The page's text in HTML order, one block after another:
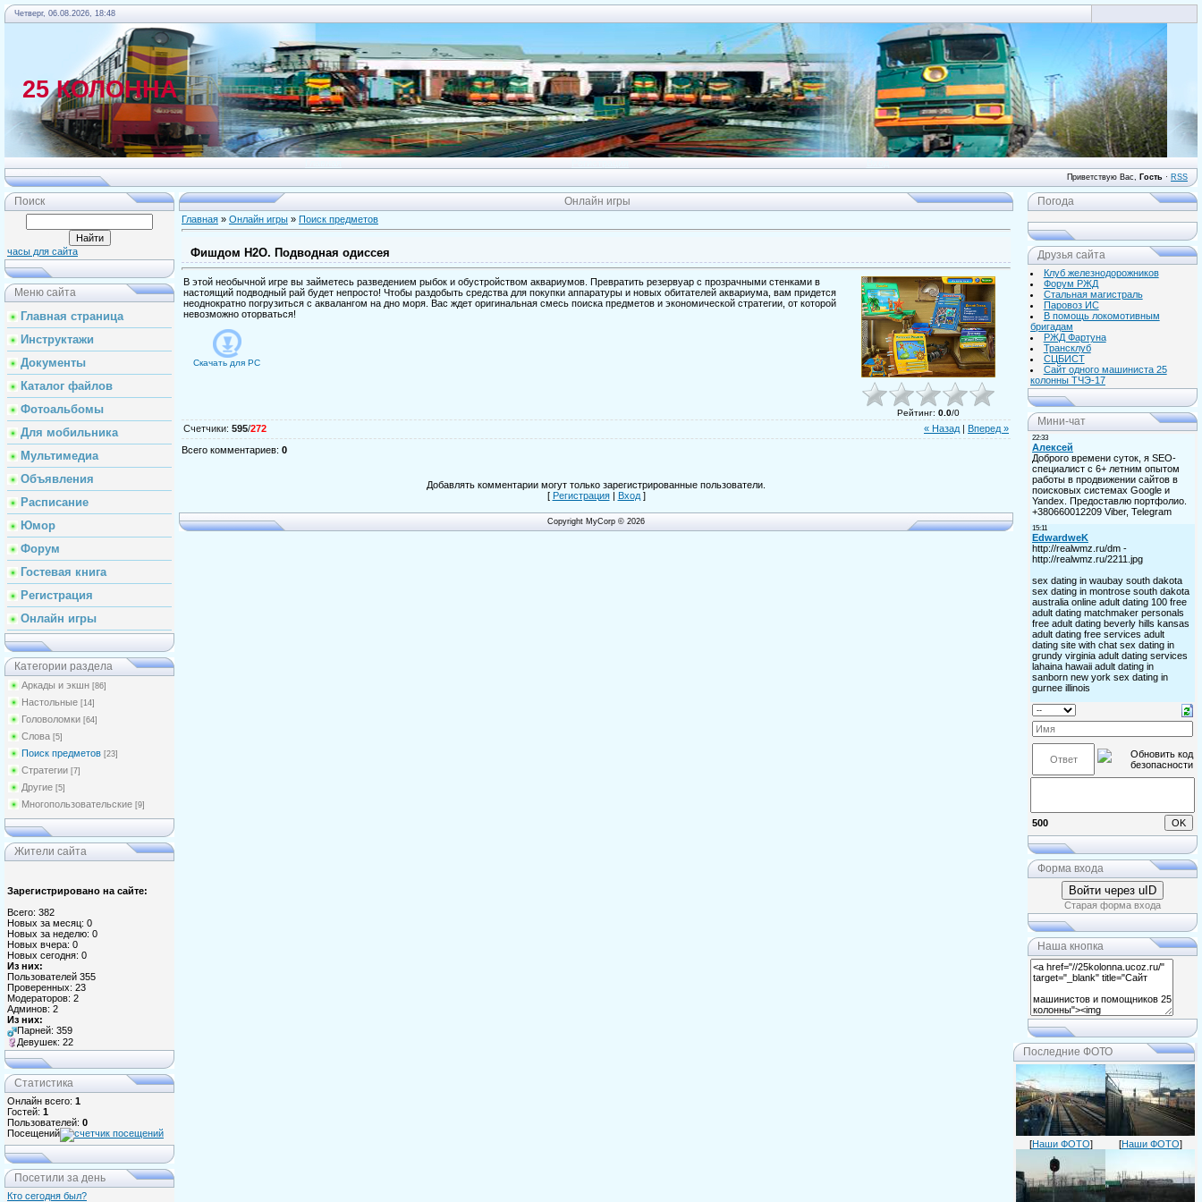
Четверг, 06.08.2026, 18:48
25 КОЛОННА
Приветствую Вас, Гость · RSS
Поиск
часы для сайта
Меню сайта
Главная страница
Инструктажи
Документы
Каталог файлов
Фотоальбомы
Для мобильника
Мультимедиа
Объявления
Расписание
Юмор
Форум
Гостевая книга
Регистрация
Онлайн игры
Категории раздела
Аркады и экшн [86]
Настольные [14]
Головоломки [64]
Слова [5]
Поиск предметов [23]
Стратегии [7]
Другие [5]
Многопользовательские [9]
Жители сайта
Зарегистрировано на сайте:
Всего: 382
Новых за месяц: 0
Новых за неделю: 0
Новых вчера: 0
Новых сегодня: 0
Из них:
Пользователей 355
Проверенных: 23
Модераторов: 2
Админов: 2
Из них:
Парней: 359
Девушек: 22
Статистика
Онлайн всего: 1
Гостей: 1
Пользователей: 0
Посещений
Посетили за день
Кто сегодня был?
Онлайн игры
Главная » Онлайн игры » Поиск предметов
Фишдом H2O. Подводная одиссея
В этой необычной игре вы займетесь разведением рыбок и обустройством аквариумов. Превратить резервуар с прозрачными стенками в
настоящий подводный рай будет непросто! Чтобы раздобыть средства для покупки аппаратуры и новых обитателей аквариума, вам придется
неоднократно погрузиться с аквалангом на дно моря. Вас ждет оригинальная смесь поиска предметов и экономической стратегии, от которой
невозможно оторваться!
Скачать для PC
Рейтинг: 0.0/0
« Назад Вперед »
Счетчики: 595/272
Всего комментариев: 0
Добавлять комментарии могут только зарегистрированные пользователи.
[ Регистрация| Вход]
Copyright MyCorp © 2026
Погода
Друзья сайта
Клуб железнодорожников
Форум РЖД
Стальная магистраль
Паровоз ИС
В помощь локомотивным
бригадам
РЖД Фартуна
Трансклуб
СЦБИСТ
Сайт одного машиниста 25
колонны ТЧЭ-17
Мини-чат
500
Форма входа
Войти через uID
Старая форма входа
Наша кнопка
Последние ФОТО
[Наши ФОТО] [Наши ФОТО]